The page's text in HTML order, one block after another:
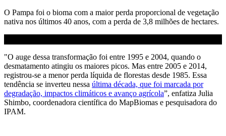
O Pampa foi o bioma com a maior perda proporcional de vegetação
nativa nos últimos 40 anos, com a perda de 3,8 milhões de hectares.
"O auge dessa transformação foi entre 1995 e 2004, quando o
desmatamento atingiu os maiores picos. Mas entre 2005 e 2014,
registrou-se a menor perda líquida de florestas desde 1985. Essa
tendência se inverteu nessa última década, que foi marcada por
degradação, impactos climáticos e avanço agrícola”, enfatiza Julia
Shimbo, coordenadora científica do MapBiomas e pesquisadora do
IPAM.